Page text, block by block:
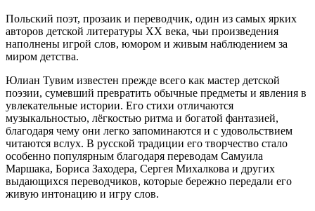
Польский поэт, прозаик и переводчик, один из самых ярких
авторов детской литературы XX века, чьи произведения
наполнены игрой слов, юмором и живым наблюдением за
миром детства.
Юлиан Тувим известен прежде всего как мастер детской
поэзии, сумевший превратить обычные предметы и явления в
увлекательные истории. Его стихи отличаются
музыкальностью, лёгкостью ритма и богатой фантазией,
благодаря чему они легко запоминаются и с удовольствием
читаются вслух. В русской традиции его творчество стало
особенно популярным благодаря переводам Самуила
Маршака, Бориса Заходера, Сергея Михалкова и других
выдающихся переводчиков, которые бережно передали его
живую интонацию и игру слов.